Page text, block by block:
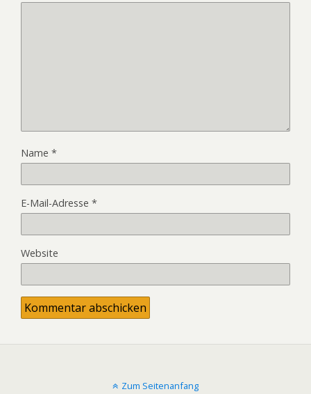
Name *
E-Mail-Adresse *
Website
Zum Seitenanfang